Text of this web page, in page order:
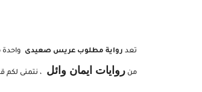
تعد رواية مطلوب عريس صعيدى
من روايات ايمان وائل ، نتمنى لكم